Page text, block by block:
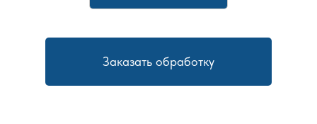
Заказать обработку